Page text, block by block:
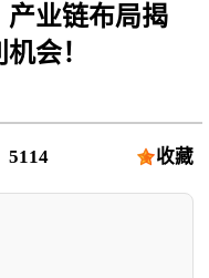
产业链布局揭
会！
5114 收藏